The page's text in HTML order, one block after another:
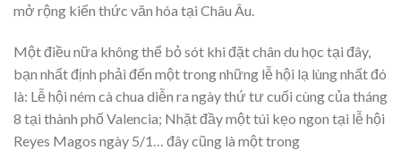
mở rộng kiến thức văn hóa tại Châu Âu.
Một điều nữa không thể bỏ sót khi đặt chân du học tại đây,
bạn nhất định phải đến một trong những lễ hội lạ lùng nhất đó
là: Lễ hội ném cà chua diễn ra ngày thứ tư cuối cùng của tháng
8 tại thành phố Valencia; Nhặt đầy một túi kẹo ngon tại lễ hội
Reyes Magos ngày 5/1… đây cũng là một trong